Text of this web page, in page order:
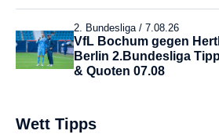
2. Bundesliga / 7.08.26
VfL Bochum gegen
Berlin 2.Bundesliga
& Quoten 07.08
Wett Tipps